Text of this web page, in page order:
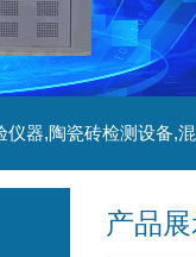
产品